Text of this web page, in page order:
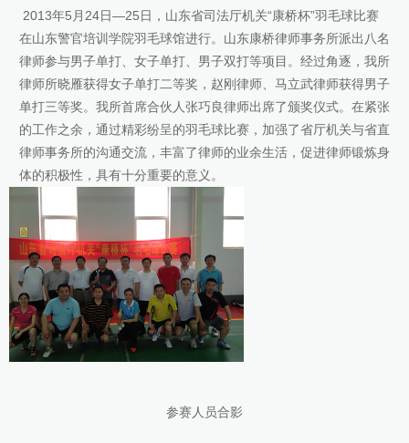
社会责任
康桥法治研究院
康桥出版
2013年5月24日—25日，山东省司法厅机关“康桥杯”羽毛球比赛
在山东警官培训学院羽毛球馆进行。山东康桥律师事务所派出八名
律师参与男子单打、女子单打、男子双打等项目。经过角逐，我所
律师所晓雁获得女子单打二等奖，赵刚律师、马立武律师获得男子
单打三等奖。我所首席合伙人张巧良律师出席了颁奖仪式。在紧张
的工作之余，通过精彩纷呈的羽毛球比赛，加强了省厅机关与省直
律师事务所的沟通交流，丰富了律师的业余生活，促进律师锻炼身
体的积极性，具有十分重要的意义。
参赛人员合影